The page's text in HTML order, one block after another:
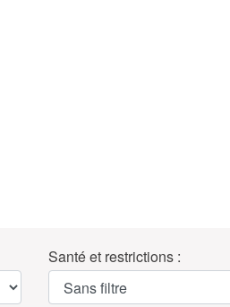
Santé et restrictions :